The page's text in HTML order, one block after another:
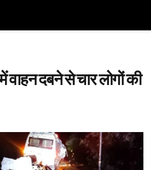
वाहन दबने से चार लोगों की